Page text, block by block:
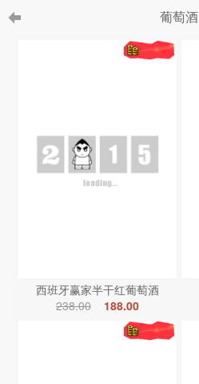
葡萄酒
西班牙赢家半干红葡萄酒
238.00
188.00